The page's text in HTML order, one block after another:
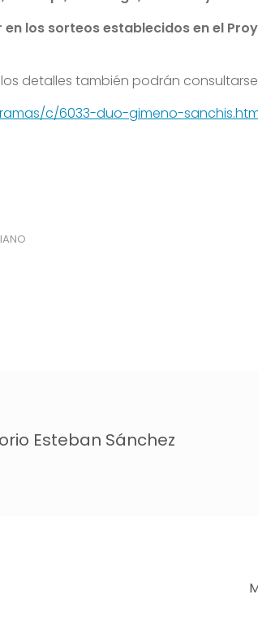
los sorteos establecidos en el
detalles también podrán
c/6033-duo-gimeno-
Esteban Sánchez